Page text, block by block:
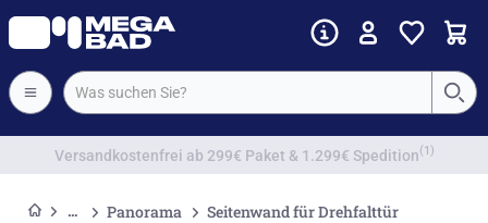
Vorkassenrabatt
Panorama Seitenwand für Drehfalttür